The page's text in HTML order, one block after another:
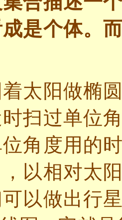
是个体。
太阳做椭
扫过单位
角度用的
，以相对太
以做出行